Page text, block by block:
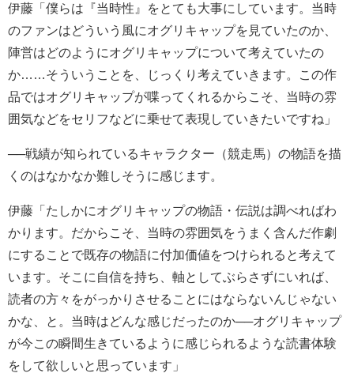
伊藤「僕らは『当時性』をとても大事にしています。当時
のファンはどういう風にオグリキャップを見ていたのか、
陣営はどのようにオグリキャップについて考えていたの
か……そういうことを、じっくり考えていきます。この作
品ではオグリキャップが喋ってくれるからこそ、当時の雰
囲気などをセリフなどに乗せて表現していきたいですね」
──戦績が知られているキャラクター（競走馬）の物語を描
くのはなかなか難しそうに感じます。
伊藤「たしかにオグリキャップの物語・伝説は調べればわ
かります。だからこそ、当時の雰囲気をうまく含んだ作劇
にすることで既存の物語に付加価値をつけられると考えて
います。そこに自信を持ち、軸としてぶらさずにいれば、
読者の方々をがっかりさせることにはならないんじゃない
かな、と。当時はどんな感じだったのか──オグリキャップ
が今この瞬間生きているように感じられるような読書体験
をして欲しいと思っています」